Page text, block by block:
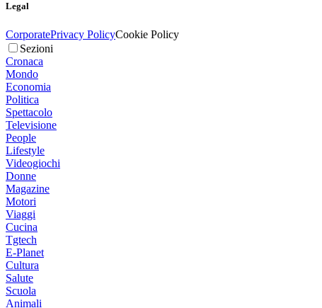
Legal
CorporatePrivacy PolicyCookie Policy
Sezioni
Cronaca
Mondo
Economia
Politica
Spettacolo
Televisione
People
Lifestyle
Videogiochi
Donne
Magazine
Motori
Viaggi
Cucina
Tgtech
E-Planet
Cultura
Salute
Scuola
Animali